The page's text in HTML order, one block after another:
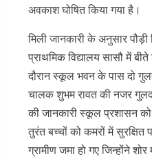
अवकाश घोषित किया गया है।
मिली जानकारी के अनुसार
प्राथमिक विद्यालय सासौ में
दौरान स्कूल भवन के पास दो
चालक शुभम रावत की नजर
की जानकारी स्कूल प्रशासन को
तुरंत बच्चों को कमरों में सुरक्षित
ग्रामीण जमा हो गए जिन्होंने